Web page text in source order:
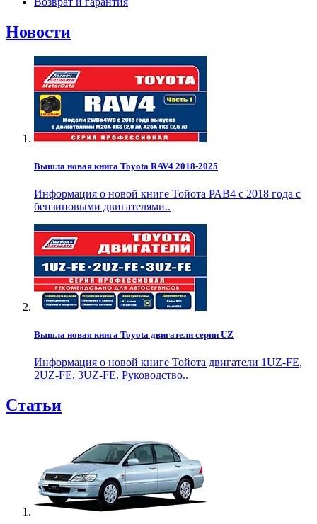
Новости
Вышла новая книга Toyota RAV4 2018-2025
Информация о новой книге Тойота РАВ4 с 2018 года с
бензиновыми двигателями..
Вышла новая книга Toyota двигатели серии UZ
Информация о новой книге Тойота двигатели 1UZ-FE,
2UZ-FE, 3UZ-FE. Руководство..
Статьи